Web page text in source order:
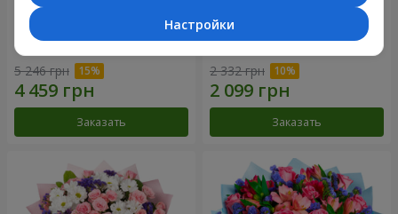
51 белая хризантема
5 246 грн
Заказать
Романтический букет
2 332 грн
Заказать
Настройки